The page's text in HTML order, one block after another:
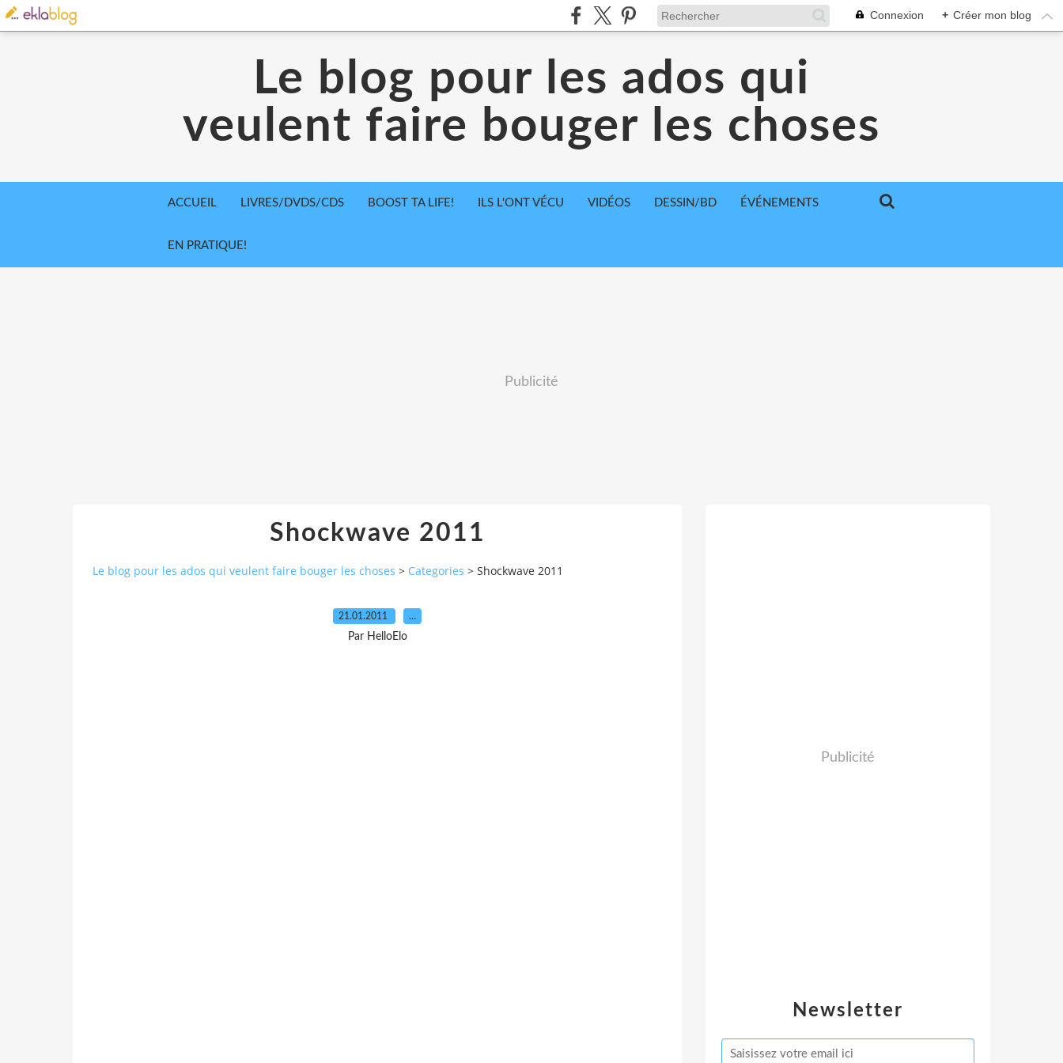
Connexion + Créer mon blog
Le blog pour les ados qui
veulent faire bouger les choses
ACCUEIL LIVRES/DVDS/CDS BOOST TA LIFE! ILS L'ONT VÉCU VIDÉOS DESSIN/BD ÉVÉNEMENTS
EN PRATIQUE!
Publicité
Shockwave 2011
Le blog pour les ados qui veulent faire bouger les choses > Categories > Shockwave 2011
21.01.2011 …
Par HelloElo
Newsletter
Publicité